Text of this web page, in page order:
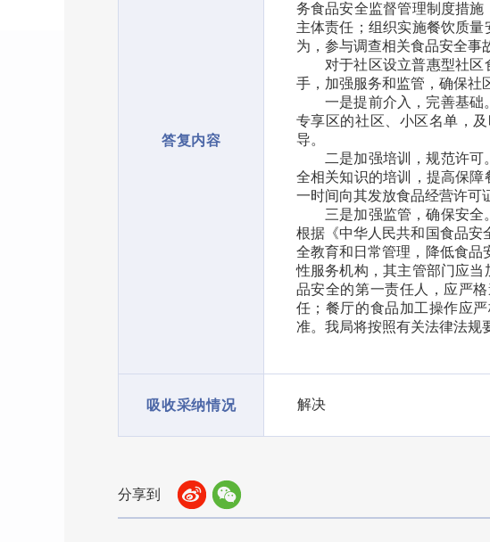
答复内容
务食品安全监督管理制度措
主体责任；组织实施餐饮质
为，参与调查相关食品安全事
对于社区设立普惠型社区
手，加强服务和监管，确保社
一是提前介入，完善基
专享区的社区、小区名单，
导。
二是加强培训，规范许
全相关知识的培训，提高保
一时间向其发放食品经营许可
三是加强监管，确保安全
根据《中华人民共和国食品安
全教育和日常管理，降低食品
性服务机构，其主管部门应
品安全的第一责任人，应严
任；餐厅的食品加工操作应
准。我局将按照有关法律法规
吸收采纳情况 解决
分享到